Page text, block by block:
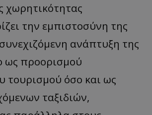
χωρητικότητας
την εμπιστοσύνη της
ανάπτυξη της
ως προορισμού
τουρισμού όσο και ως
ταξιδιών,